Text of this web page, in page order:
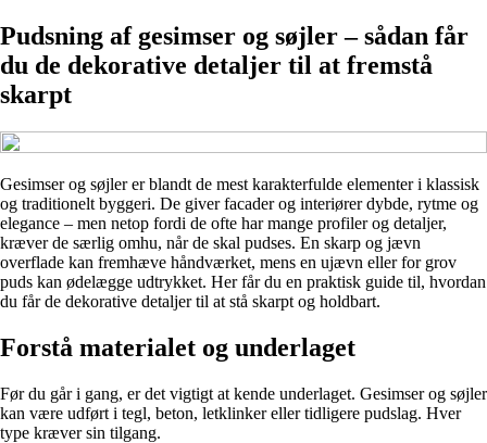
Pudsning af gesimser og søjler – sådan får
du de dekorative detaljer til at fremstå
skarpt
Gesimser og søjler er blandt de mest karakterfulde elementer i klassisk
og traditionelt byggeri. De giver facader og interiører dybde, rytme og
elegance – men netop fordi de ofte har mange profiler og detaljer,
kræver de særlig omhu, når de skal pudses. En skarp og jævn
overflade kan fremhæve håndværket, mens en ujævn eller for grov
puds kan ødelægge udtrykket. Her får du en praktisk guide til, hvordan
du får de dekorative detaljer til at stå skarpt og holdbart.
Forstå materialet og underlaget
Før du går i gang, er det vigtigt at kende underlaget. Gesimser og søjler
kan være udført i tegl, beton, letklinker eller tidligere pudslag. Hver
type kræver sin tilgang.